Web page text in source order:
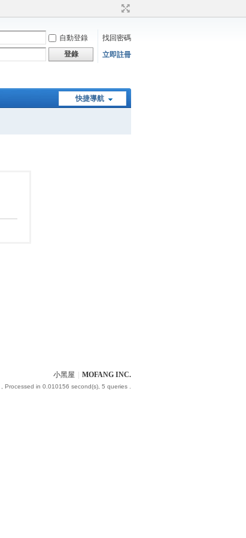
自動登錄
找回密碼
登錄 立即註冊
快捷導航
小黑屋 MOFANG INC.
, Processed in 0.010156 second(s), 5 queries .